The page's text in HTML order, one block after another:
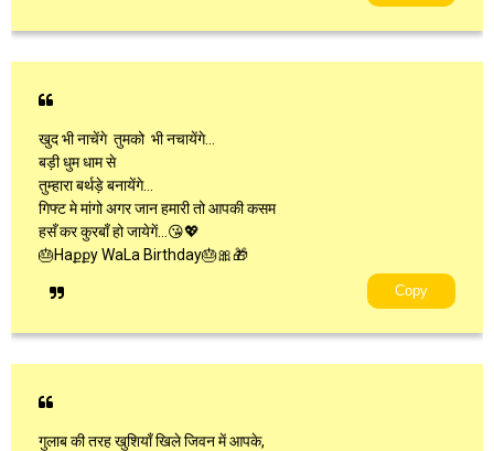
खुद भी नाचेंगे ‍ तुमको ‍ भी नचायेंगे…
बड़ी धुम धाम से
तुम्हारा बर्थड़े बनायेंगे…
गिफ्ट मे मांगो अगर जान हमारी तो आपकी कसम
हसँ कर कुरबाँ हो जायेगें…😘💖
🎂Haքքy WaLa Birthday🎂🎀🎁
Copy
गुलाब की तरह खुशियाँ खिले जिवन में आपके,